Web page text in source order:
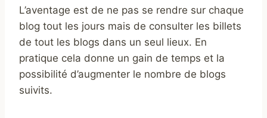
L’aventage est de ne pas se rendre sur chaque
blog tout les jours mais de consulter les billets
de tout les blogs dans un seul lieux. En
pratique cela donne un gain de temps et la
possibilité d’augmenter le nombre de blogs
suivits.